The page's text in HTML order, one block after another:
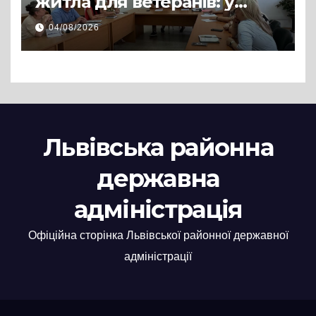
Львівській РДА розглянули
нові заяви
04/08/2026
Львівська районна
державна
адміністрація
Офіційна сторінка Львівської районної державної
адміністрації